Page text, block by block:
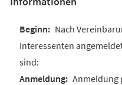
Nach
Interessenten
sind:
Anmeldung